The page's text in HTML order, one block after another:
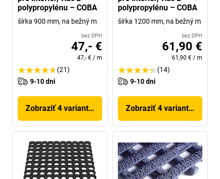
polypropylénu – COBA
šírka 900 mm, na bežný m
bez DPH
47,- €
47,- € / m
(21)
9-10 dni
Zobraziť 4 variantov
polypropylénu – COBA
šírka 1200 mm, na bežný m
bez DPH
61,90 €
61,90 € / m
(14)
9-10 dni
Zobraziť 4 variantov